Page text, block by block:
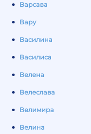
Варсава
Вару
Василина
Василиса
Велена
Велеслава
Велимира
Велина